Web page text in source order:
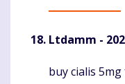
Ltdamm -
Komentaras
buy cialis